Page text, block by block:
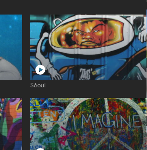
Séoul